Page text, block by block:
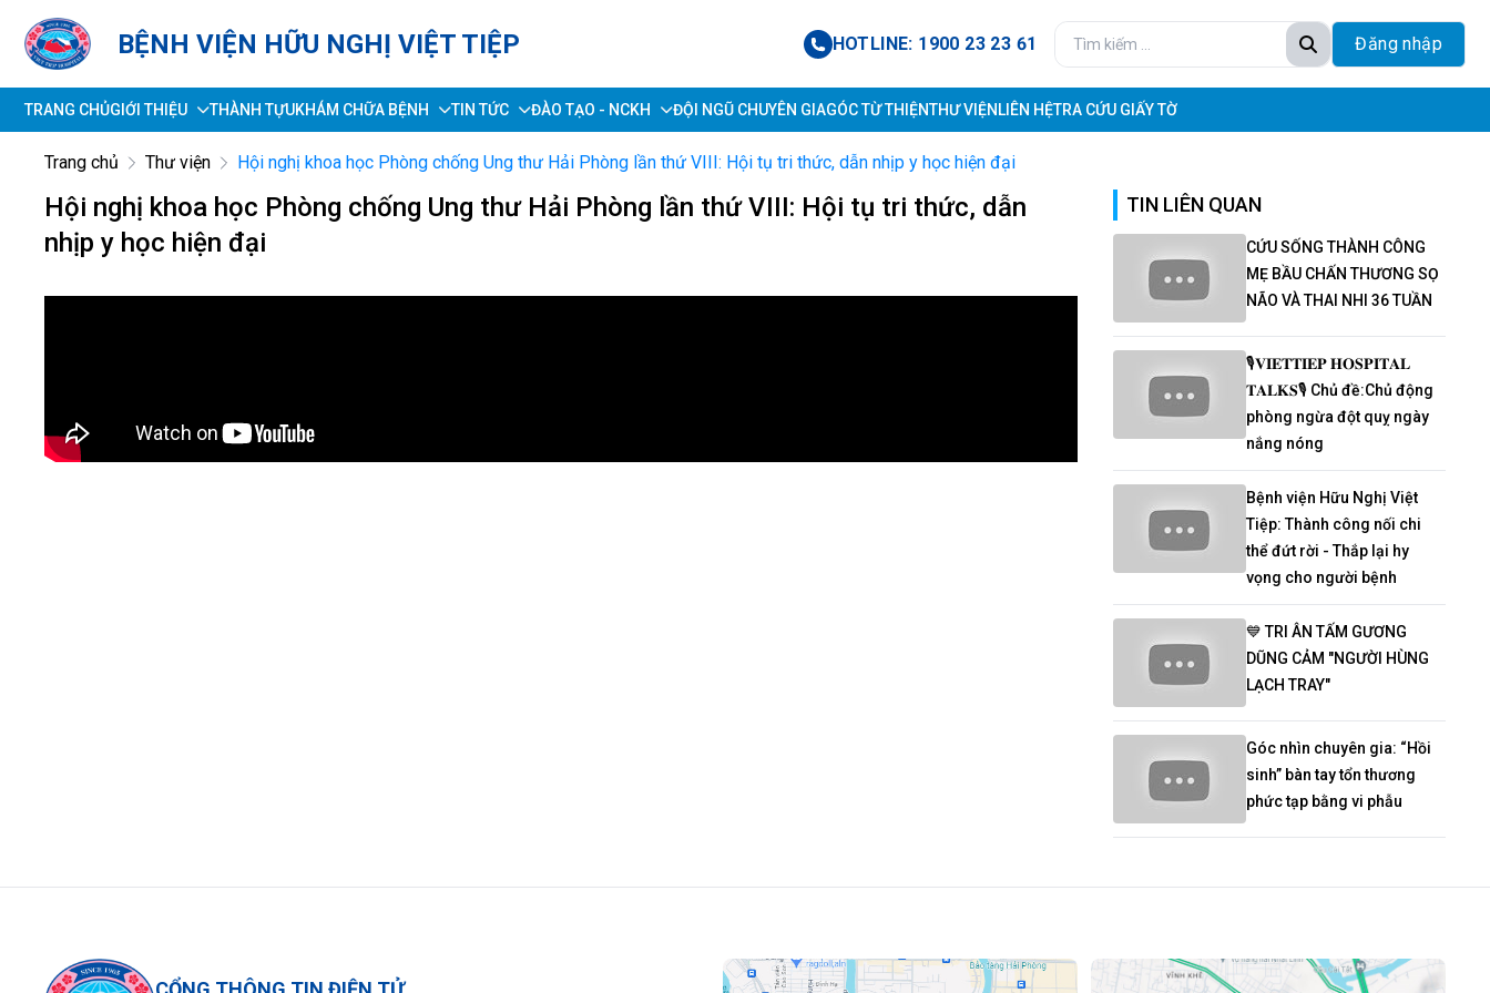
BỆNH VIỆN HỮU NGHỊ VIỆT TIỆP HOTLINE: 1900 23 23 61 Đăng nhập
TRANG CHỦGIỚI THIỆU THÀNH TỰUKHÁM CHỮA BỆNH TIN TỨC ĐÀO TẠO - NCKH ĐỘI NGŨ CHUYÊN GIAGÓC TỪ THIỆNTHƯ VIỆN LIÊN HỆTRA CỨU GIẤY TỜ
Trang chủ Thư viện Hội nghị khoa học Phòng chống Ung thư Hải Phòng lần thứ VIII: Hội tụ tri thức, dẫn nhịp y học hiện đại
Hội nghị khoa học Phòng chống Ung thư Hải Phòng lần thứ VIII: Hội tụ tri thức, dẫn
nhịp y học hiện đại
TIN LIÊN QUAN
CỨU SỐNG THÀNH CÔNG
MẸ BẦU CHẤN THƯƠNG SỌ
NÃO VÀ THAI NHI 36 TUẦN
🎙𝐕𝐈𝐄𝐓𝐓𝐈𝐄𝐏 𝐇𝐎𝐒𝐏𝐈𝐓𝐀𝐋
𝐓𝐀𝐋𝐊𝐒🎙 Chủ đề:Chủ động
phòng ngừa đột quỵ ngày
nắng nóng
Bệnh viện Hữu Nghị Việt
Tiệp: Thành công nối chi
thể đứt rời - Thắp lại hy
vọng cho người bệnh
💙 TRI ÂN TẤM GƯƠNG
DŨNG CẢM "NGƯỜI HÙNG
LẠCH TRAY"
Góc nhìn chuyên gia: “Hồi
sinh” bàn tay tổn thương
phức tạp bằng vi phẫu